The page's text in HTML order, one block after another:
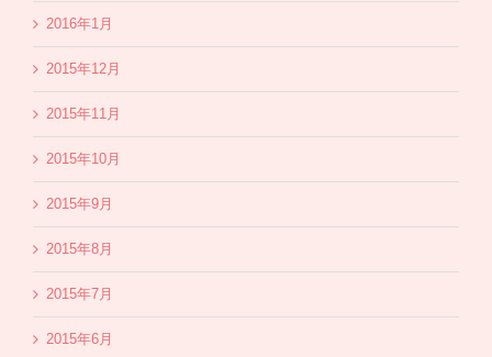
2016年1月
2015年12月
2015年11月
2015年10月
2015年9月
2015年8月
2015年7月
2015年6月